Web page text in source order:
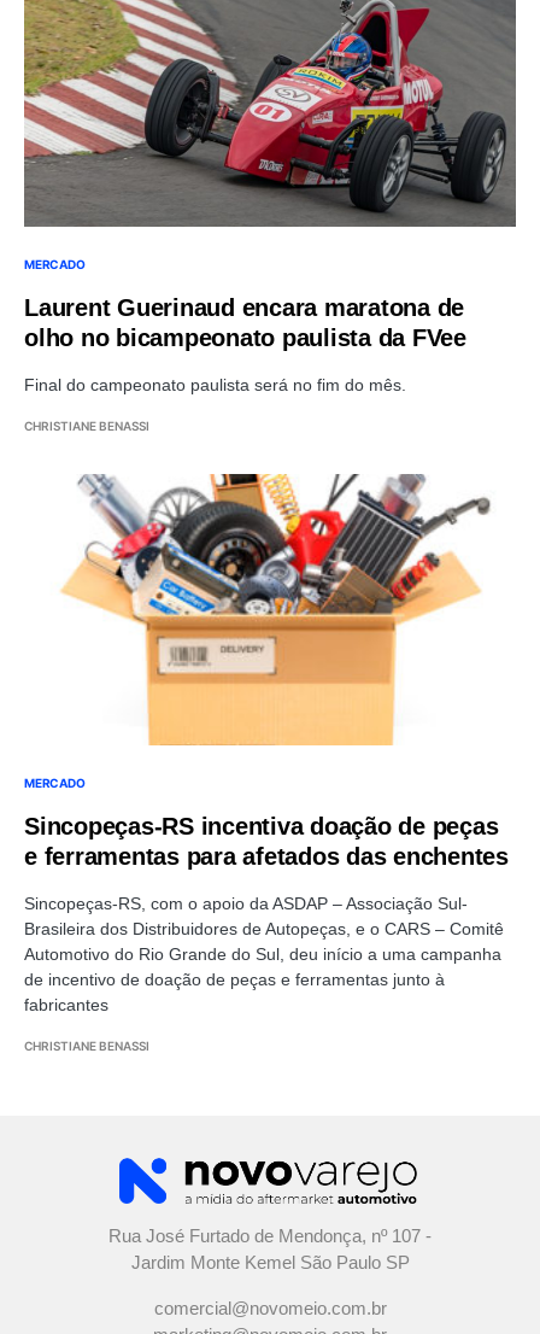
MERCADO
Laurent Guerinaud encara maratona de
olho no bicampeonato paulista da FVee
Final do campeonato paulista será no fim do mês.
CHRISTIANE BENASSI
MERCADO
Sincopeças-RS incentiva doação de peças
e ferramentas para afetados das enchentes
Sincopeças-RS, com o apoio da ASDAP – Associação Sul-
Brasileira dos Distribuidores de Autopeças, e o CARS – Comitê
Automotivo do Rio Grande do Sul, deu início a uma campanha
de incentivo de doação de peças e ferramentas junto à
fabricantes
CHRISTIANE BENASSI
Rua José Furtado de Mendonça, nº 107 -
Jardim Monte Kemel São Paulo SP
comercial@novomeio.com.br